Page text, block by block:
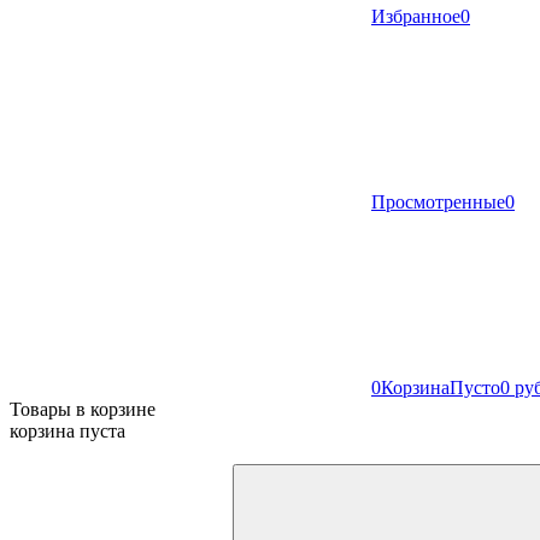
Избранное0
Просмотренные0
0КорзинаПусто0
Товары в корзине
корзина пуста